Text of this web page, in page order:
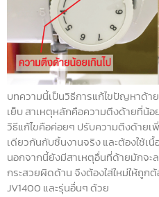
บทความนี้เป็นวิธีการแก้ไขปัญหาด้า
เย็บ สาเหตุหลักคือความตึงด้ายที่น้อ
วิธีแก้ไขคือค่อยๆ ปรับความตึงด้าย
เดียวกันกับชิ้นงานจริง และต้องใช้เ
นอกจากนี้ยังมีสาเหตุอื่นที่ด้ายมักจะ
กระสวยผิดด้าน จึงต้องใส่ใหม่ให้ถูก
JV1400 และรุ่นอื่นๆ ด้วย